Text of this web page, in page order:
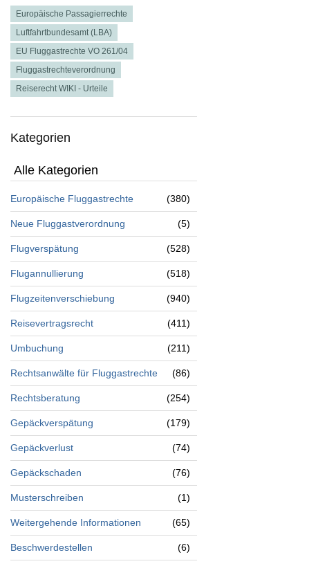
Europäische Passagierrechte
Luftfahrtbundesamt (LBA)
EU Fluggastrechte VO 261/04
Fluggastrechteverordnung
Reiserecht WIKI - Urteile
Kategorien
Alle Kategorien
Europäische Fluggastrechte (380)
Neue Fluggastverordnung (5)
Flugverspätung (528)
Flugannullierung (518)
Flugzeitenverschiebung (940)
Reisevertragsrecht (411)
Umbuchung (211)
Rechtsanwälte für Fluggastrechte (86)
Rechtsberatung (254)
Gepäckverspätung (179)
Gepäckverlust (74)
Gepäckschaden (76)
Musterschreiben (1)
Weitergehende Informationen (65)
Beschwerdestellen (6)